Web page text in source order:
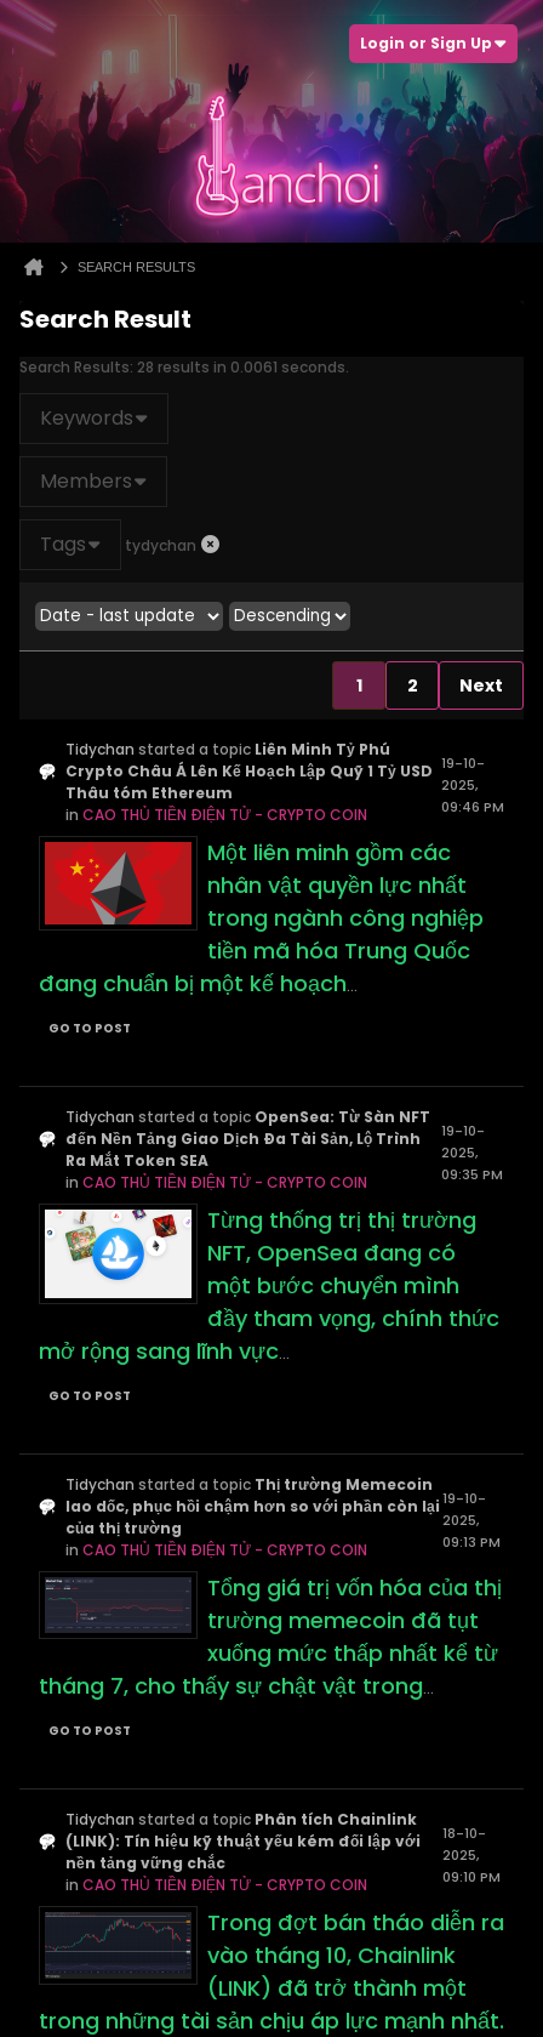
Login or Sign Up
SEARCH RESULTS
Search Result
Search Results: 28 results in 0.0061 seconds.
Keywords
Members
Tags tydychan
1 2 Next
Tidychan started a topic Liên Minh Tỷ Phú
Crypto Châu Á Lên Kế Hoạch Lập Quỹ 1 Tỷ USD
Thâu tóm Ethereum
in CAO THỦ TIỀN ĐIỆN TỬ - CRYPTO COIN
19-10-
2025,
09:46 PM
Một liên minh gồm các
nhân vật quyền lực nhất
trong ngành công nghiệp
tiền mã hóa Trung Quốc
đang chuẩn bị một kế hoạch...
GO TO POST
Tidychan started a topic OpenSea: Từ Sàn NFT
đến Nền Tảng Giao Dịch Đa Tài Sản, Lộ Trình
Ra Mắt Token SEA
in CAO THỦ TIỀN ĐIỆN TỬ - CRYPTO COIN
19-10-
2025,
09:35 PM
Từng thống trị thị trường
NFT, OpenSea đang có
một bước chuyển mình
đầy tham vọng, chính thức
mở rộng sang lĩnh vực...
GO TO POST
Tidychan started a topic Thị trường Memecoin
lao dốc, phục hồi chậm hơn so với phần còn lại
của thị trường
in CAO THỦ TIỀN ĐIỆN TỬ - CRYPTO COIN
19-10-
2025,
09:13 PM
Tổng giá trị vốn hóa của thị
trường memecoin đã tụt
xuống mức thấp nhất kể từ
tháng 7, cho thấy sự chật vật trong...
GO TO POST
Tidychan started a topic Phân tích Chainlink
(LINK): Tín hiệu kỹ thuật yếu kém đối lập với
nền tảng vững chắc
in CAO THỦ TIỀN ĐIỆN TỬ - CRYPTO COIN
18-10-
2025,
09:10 PM
Trong đợt bán tháo diễn ra
vào tháng 10, Chainlink
(LINK) đã trở thành một
trong những tài sản chịu áp lực mạnh nhất.